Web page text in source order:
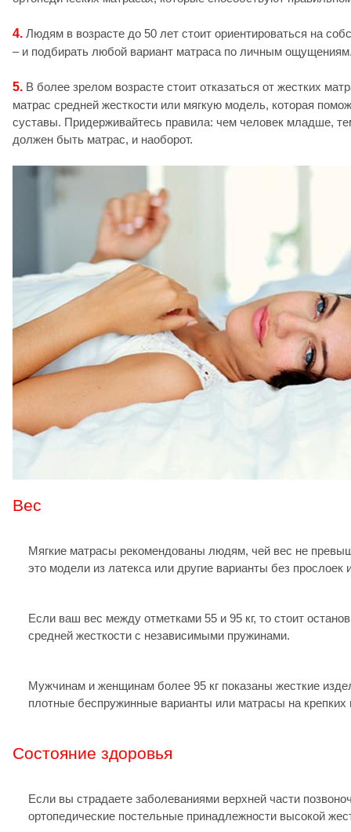
4. Людям в возрасте до 50 лет стоит ориентироваться на
– и подбирать любой вариант матраса по личным
5. В более зрелом возрасте стоит отказаться от жестких
матрас средней жесткости или мягкую модель, которая
суставы. Придерживайтесь правила: чем человек младше,
должен быть матрас, и наоборот.
Вес
Мягкие матрасы рекомендованы людям, чей вес не
это модели из латекса или другие варианты без прослоек
Если ваш вес между отметками 55 и 95 кг, то стоит
средней жесткости с независимыми пружинами.
Мужчинам и женщинам более 95 кг показаны жесткие
плотные беспружинные варианты или матрасы на крепких
Состояние здоровья
Если вы страдаете заболеваниями верхней части
ортопедические постельные принадлежности высокой